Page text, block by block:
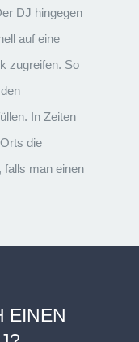
DJ hingegen
auf eine
zugreifen. So
In Zeiten
die
falls man einen
EINEN